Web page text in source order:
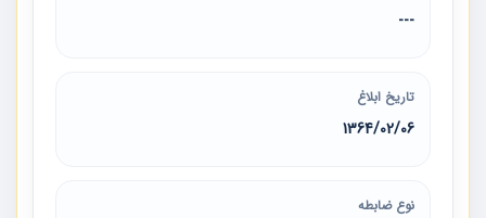
---
تاریخ ابلاغ
1364/02/06
نوع ضابطه